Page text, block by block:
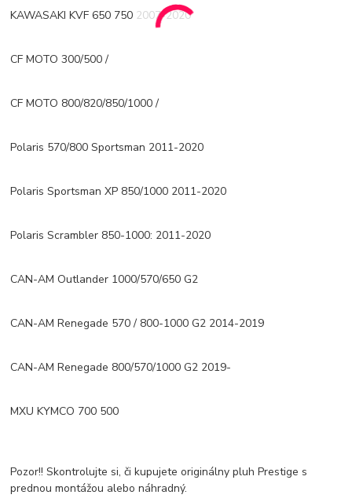
KAWASAKI KVF 650 750 2007-2020
CF MOTO 300/500 /
CF MOTO 800/820/850/1000 /
Polaris 570/800 Sportsman 2011-2020
Polaris Sportsman XP 850/1000 2011-2020
Polaris Scrambler 850-1000: 2011-2020
CAN-AM Outlander 1000/570/650 G2
CAN-AM Renegade 570 / 800-1000 G2 2014-2019
CAN-AM Renegade 800/570/1000 G2 2019-
MXU KYMCO 700 500
Pozor!! Skontrolujte si, či kupujete originálny pluh Prestige s
prednou montážou alebo náhradný.